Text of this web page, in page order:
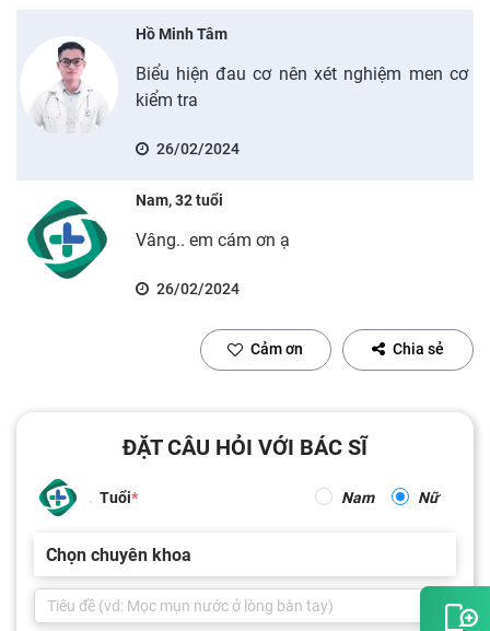
Hồ Minh Tâm
Biểu hiện đau cơ nên xét nghiệm men cơ
kiểm tra
26/02/2024
Nam, 32 tuổi
Vâng.. em cám ơn ạ
26/02/2024
Cảm ơn Chia sẻ
ĐẶT CÂU HỎI VỚI BÁC SĨ
Tuổi Nam Nữ
Chọn chuyên khoa